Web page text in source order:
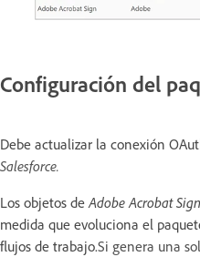
Configuración del
Debe actualizar la conexión
Salesforce.
Los objetos de Adobe Acrobat
medida que evoluciona el
flujos de trabajo.Si genera una